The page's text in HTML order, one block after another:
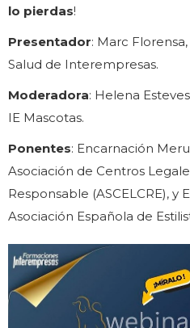
lo pierdas!
Presentador: Marc
Salud de Interempresas.
Moderadora: Helena
IE Mascotas.
Ponentes: Encarnación
Asociación de Centros
Responsable (ASCELCRE), y
Asociación Española de